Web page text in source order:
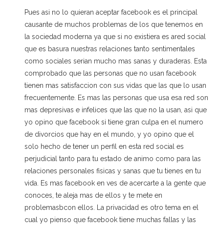
Pues asi no lo quieran aceptar facebook es el principal
causante de muchos problemas de los que tenemos en
la sociedad moderna ya que si no existiera es ared social
que es basura nuestras relaciones tanto sentimentales
como sociales serian mucho mas sanas y duraderas. Esta
comprobado que las personas que no usan facebook
tienen mas satisfaccion con sus vidas que las que lo usan
frecuentemente. Es mas las personas que usa esa red son
mas depresivas e infelices que las que no la usan, asi que
yo opino que facebook si tiene gran culpa en el numero
de divorcios que hay en el mundo, y yo opino que el
solo hecho de tener un perfil en esta red social es
perjudicial tanto para tu estado de animo como para las
relaciones personales fisicas y sanas que tu tienes en tu
vida. Es mas facebook en ves de acercarte a la gente que
conoces, te aleja mas de ellos y te mete en
problemasbcon ellos. La privacidad es otro tema en el
cual yo pienso que facebook tiene muchas fallas y las